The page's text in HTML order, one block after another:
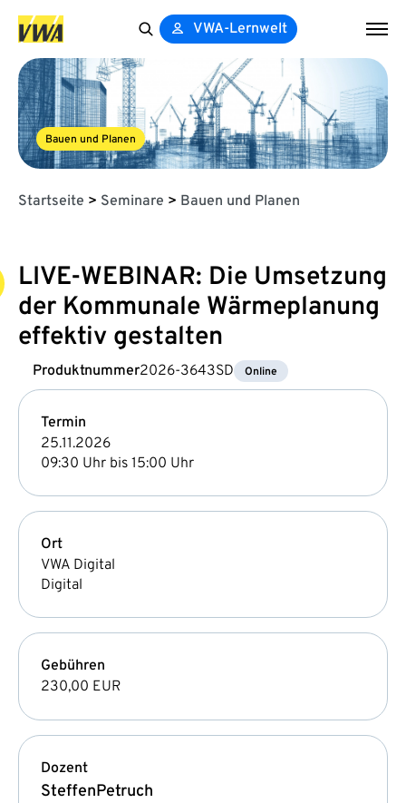
for:
VWA-Lernwelt
Bauen und Planen
Startseite > Seminare > Bauen und Planen
LIVE-WEBINAR: Die Umsetzung
der Kommunale Wärmeplanung
effektiv gestalten
Produktnummer2026-3643SD Online
Termin
25.11.2026
09:30 Uhr bis 15:00 Uhr
Ort
VWA Digital
Digital
Gebühren
230,00 EUR
Dozent
SteffenPetruch